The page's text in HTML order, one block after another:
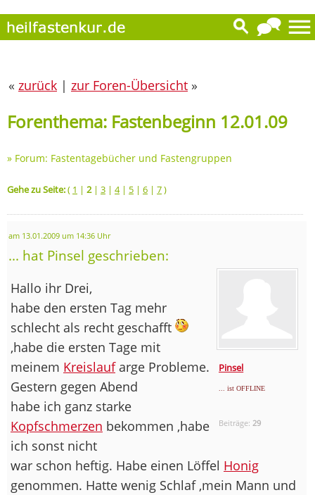
« zurück | zur Foren-Übersicht »
Forenthema: Fastenbeginn 12.01.09
» Forum: Fastentagebücher und Fastengruppen
Gehe zu Seite:( 1 | 2| 3 | 4| 5 | 6 | 7)
am 13.01.2009 um 14:36 Uhr
... hat Pinsel geschrieben:
Pinsel
... ist OFFLINE
Beiträge: 29
Hallo ihr Drei,
habe den ersten Tag mehr
schlecht als recht geschafft
,habe die ersten Tage mit
meinem Kreislaufarge Probleme.
Gestern gegen Abend
habe ich ganz starke
Kopfschmerzen bekommen ,habe
ich sonst nicht
war schon heftig. Habe einen Löffel Honig
genommen. Hatte wenig Schlaf ,mein Mann und